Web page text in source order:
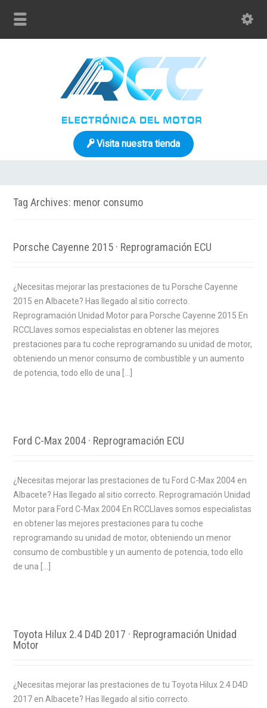
Visita nuestra tienda
Tag Archives: menor consumo
Porsche Cayenne 2015 · Reprogramación ECU
¿Necesitas mejorar las prestaciones de tu Porsche Cayenne
2015 en Albacete? Has llegado al sitio correcto.
Reprogramación Unidad Motor para Porsche Cayenne 2015 En
RCCLlaves somos especialistas en obtener las mejores
prestaciones para tu coche reprogramando su unidad de motor,
obteniendo un menor consumo de combustible y un aumento
de potencia, todo ello de una […]
Ford C-Max 2004 · Reprogramación ECU
¿Necesitas mejorar las prestaciones de tu Ford C-Max 2004 en
Albacete? Has llegado al sitio correcto. Reprogramación Unidad
Motor para Ford C-Max 2004 En RCCLlaves somos especialistas
en obtener las mejores prestaciones para tu coche
reprogramando su unidad de motor, obteniendo un menor
consumo de combustible y un aumento de potencia, todo ello
de una […]
Toyota Hilux 2.4 D4D 2017 · Reprogramación Unidad
Motor
¿Necesitas mejorar las prestaciones de tu Toyota Hilux 2.4 D4D
2017 en Albacete? Has llegado al sitio correcto.